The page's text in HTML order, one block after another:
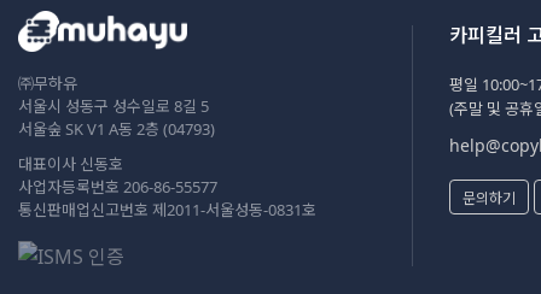
㈜무하유
서울시 성동구 성수일로 8길 5
서울숲 SK V1 A동 2층 (04793)
대표이사 신동호
사업자등록번호 206-86-55577
통신판매업신고번호 제2011-서울성동-0831호
카피킬러
평일
(주말 및 공휴
문의하기